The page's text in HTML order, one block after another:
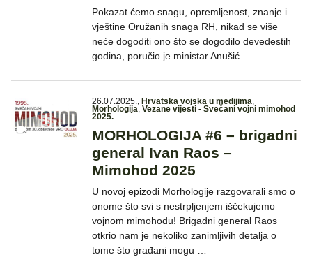
Pokazat ćemo snagu, opremljenost, znanje i
vještine Oružanih snaga RH, nikad se više
neće dogoditi ono što se dogodilo devedestih
godina, poručio je ministar Anušić
26.07.2025., Hrvatska vojska u medijima,
Morhologija, Vezane vijesti - Svečani vojni mimohod
2025.
MORHOLOGIJA #6 – brigadni
general Ivan Raos –
Mimohod 2025
U novoj epizodi Morhologije razgovarali smo o
onome što svi s nestrpljenjem iščekujemo –
vojnom mimohodu! Brigadni general Raos
otkrio nam je nekoliko zanimljivih detalja o
tome što građani mogu …